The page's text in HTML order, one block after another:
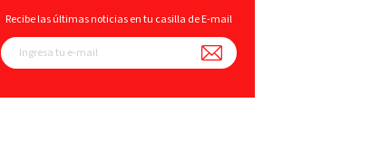
Recibe las últimas noticias en tu casilla de E-mail